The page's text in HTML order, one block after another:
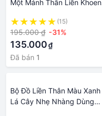
Một Mảnh Thân Liền Khoen
(15)
195.000 ₫ -31%
135.000₫
Đã bán 1
Bộ Đồ Liền Thân Màu Xanh
Lá Cây Nhẹ Nhàng Dùng